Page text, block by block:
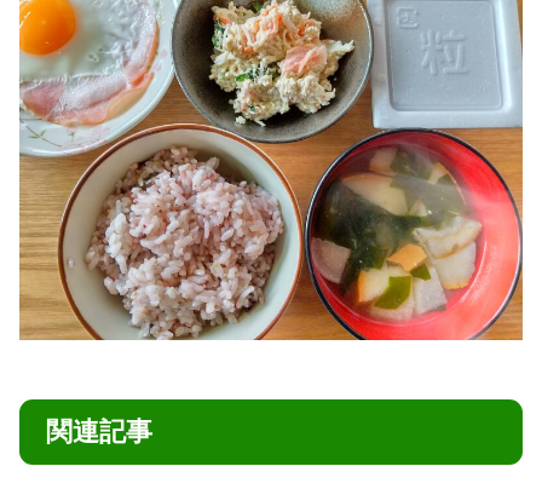
関連記事